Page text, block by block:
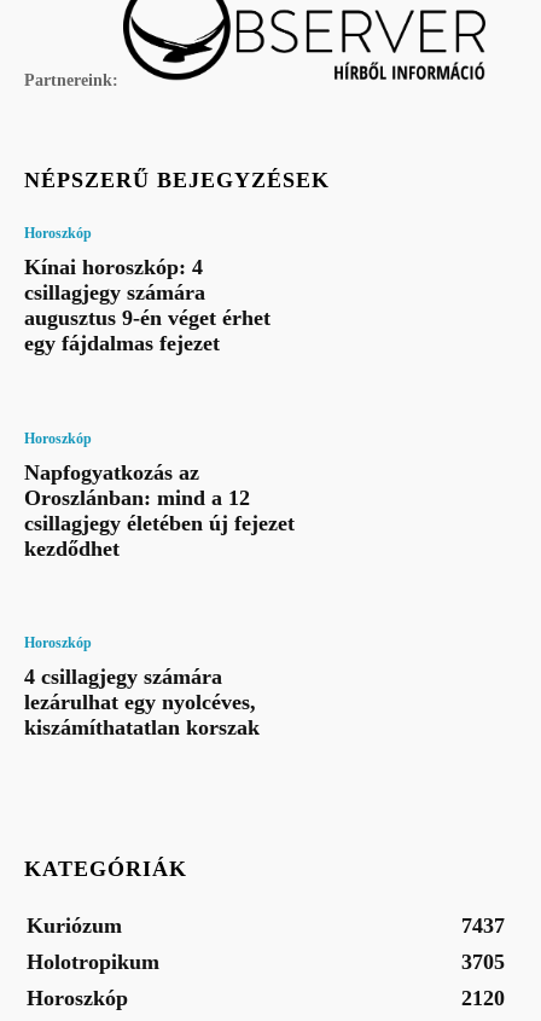
Partnereink:
NÉPSZERŰ BEJEGYZÉSEK
Horoszkóp
Kínai horoszkóp: 4
csillagjegy számára
augusztus 9-én véget érhet
egy fájdalmas fejezet
Horoszkóp
Napfogyatkozás az
Oroszlánban: mind a 12
csillagjegy életében új fejezet
kezdődhet
Horoszkóp
4 csillagjegy számára
lezárulhat egy nyolcéves,
kiszámíthatatlan korszak
KATEGÓRIÁK
Kuriózum
7437
Holotropikum
3705
Horoszkóp
2120